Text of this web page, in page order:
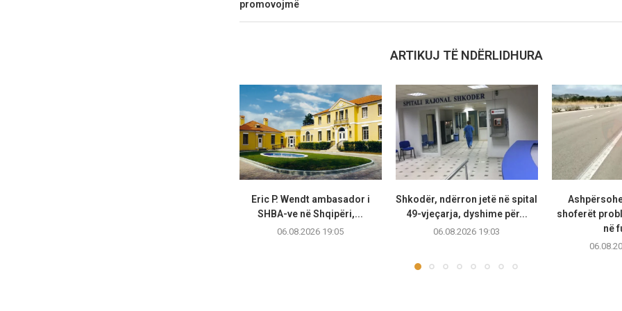
promovojmë
ARTIKUJ TË NDËRLIDHURA
Eric P. Wendt ambasador i
SHBA-ve në Shqipëri,...
06.08.2026 19:05
Shkodër, ndërron jetë në spital
49-vjeçarja, dyshime për...
06.08.2026 19:03
shoferët
në